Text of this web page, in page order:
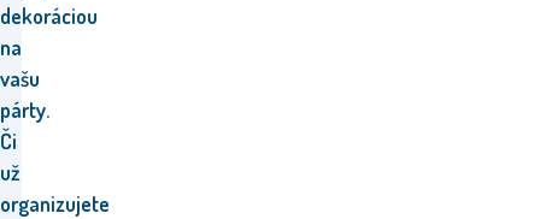
dekoráciou
na
vašu
párty.
Či
už
organizujete